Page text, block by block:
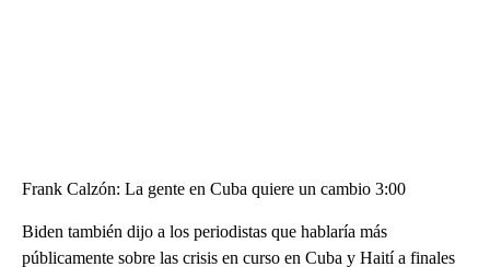
Frank Calzón: La gente en Cuba quiere un cambio 3:00
Biden también dijo a los periodistas que hablaría más
públicamente sobre las crisis en curso en Cuba y Haití a finales